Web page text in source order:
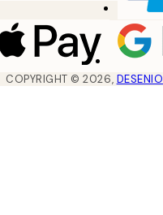
COPYRIGHT ©2026, DESENIO